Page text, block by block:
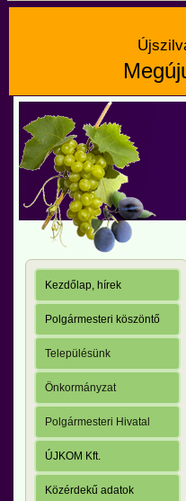
Kezdőlap, hírek
Polgármesteri köszöntő
Településünk
Önkormányzat
Polgármesteri Hivatal
ÚJKOM Kft.
Közérdekű adatok